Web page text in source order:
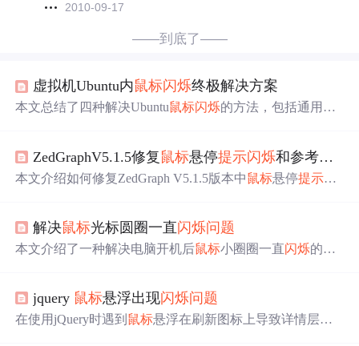
2010-09-17
——到底了——
虚拟机Ubuntu内鼠标闪烁终极解决方案
本文总结了四种解决Ubuntu鼠标闪烁的方法，包括通用设
ZedGraphV5.1.5修复 鼠标悬停提示闪烁和参考线
本文介绍如何修复ZedGraph V5.1.5版本中鼠标悬停提示和
解决鼠标光标圆圈一直闪烁问题
本文介绍了一种解决电脑开机后鼠标小圈圈一直闪烁的问
jquery 鼠标悬浮出现闪烁问题
在使用jQuery时遇到 鼠标悬浮在刷新图标上导致详情层闪